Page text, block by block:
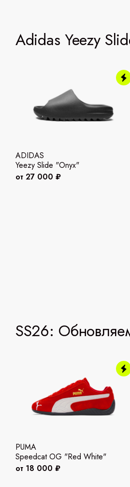
Adidas Yeezy
ADIDAS
Yeezy Slide "Onyx"
от 27 000 ₽
SS26:
PUMA
Speedcat OG "Red White"
от 18 000 ₽